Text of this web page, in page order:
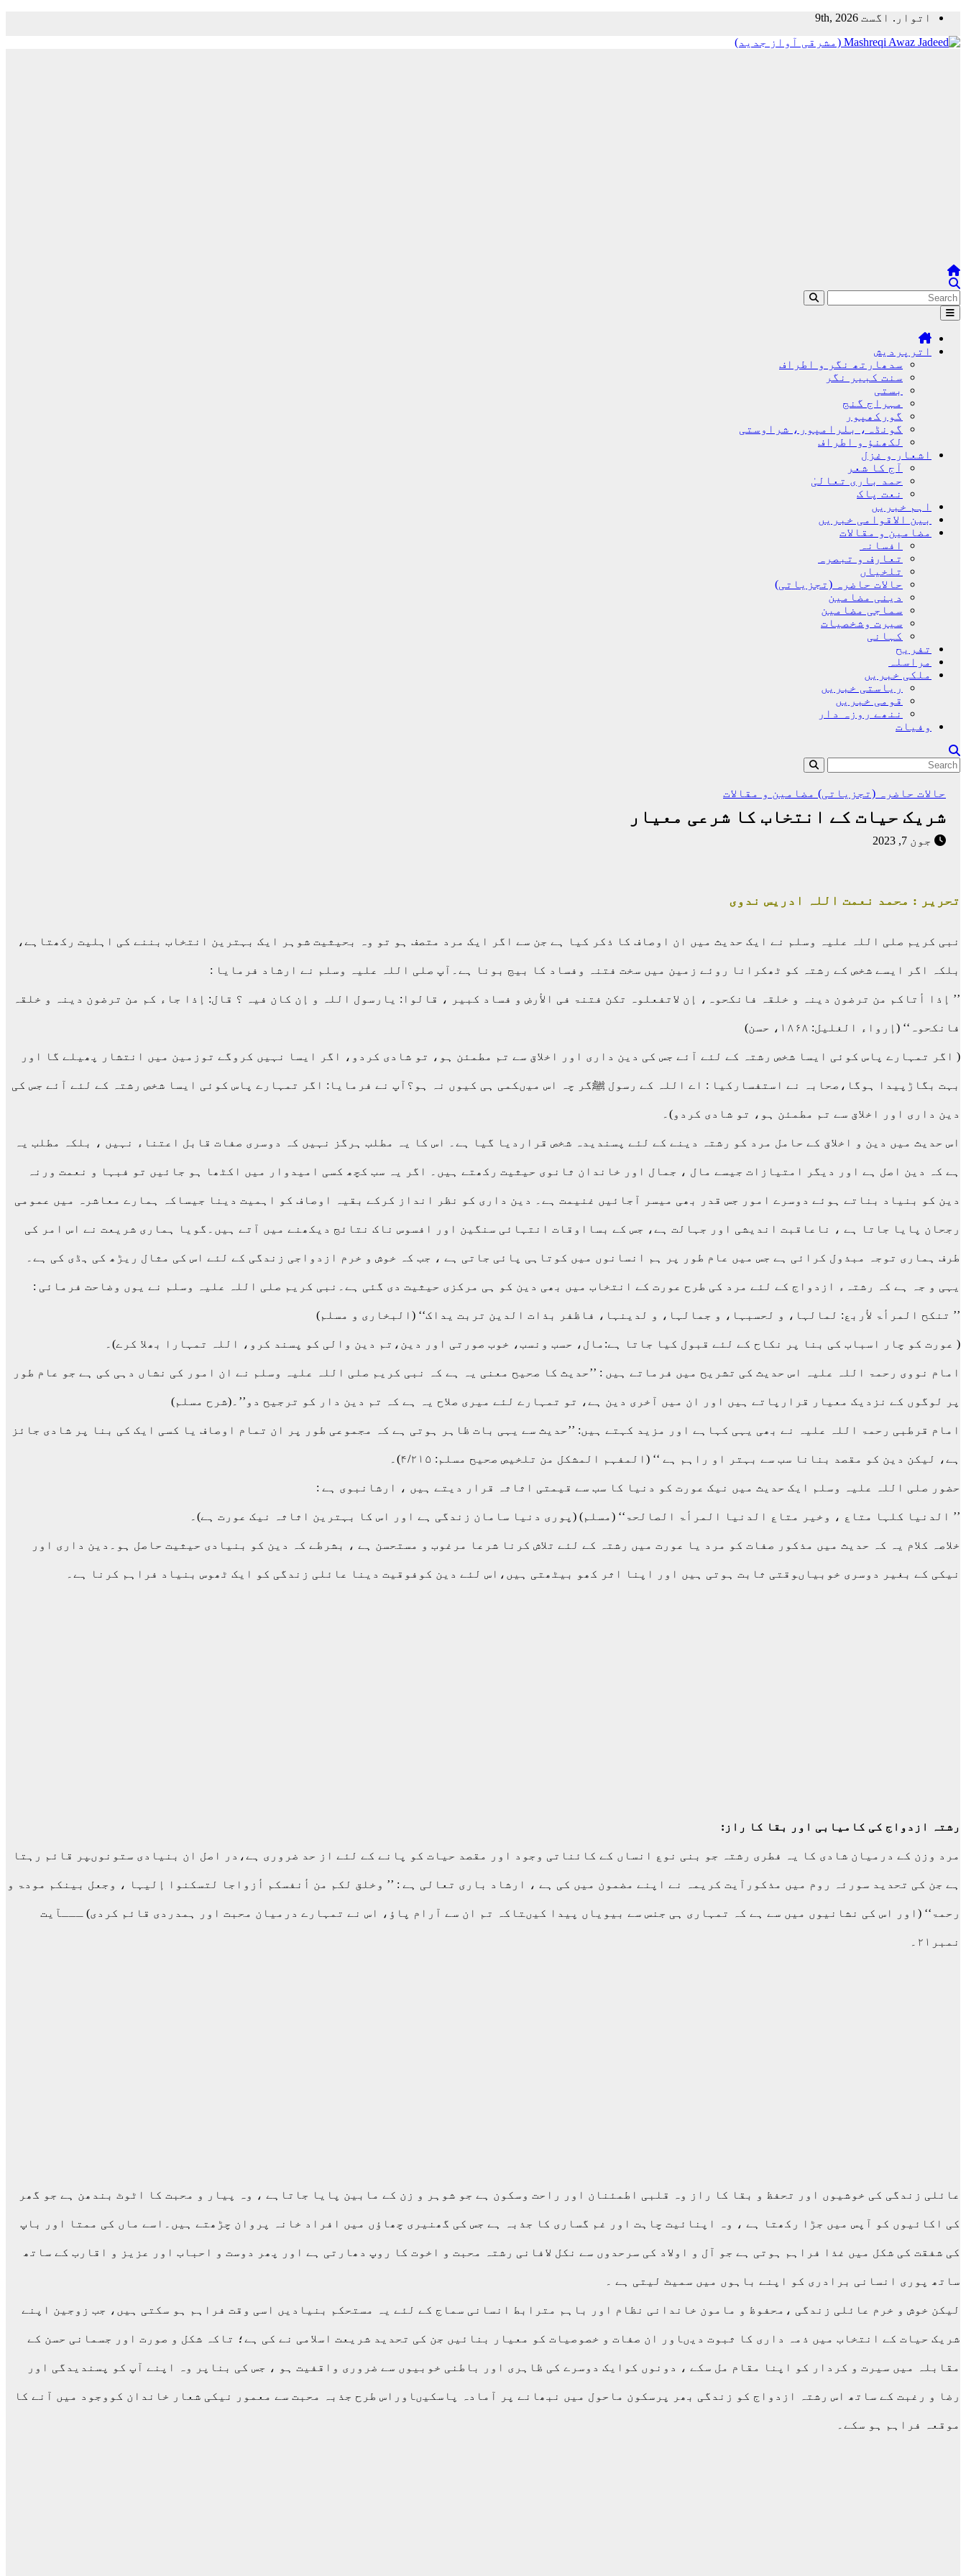
Skip
content
اتوار. اگست 9th, 2026
اترپردیش
سدھارتھ نگر و اطراف
سنت کبیر نگر
بستی
مہراج گنج
گورکھپور
گونڈہ، بلرامپور، شراوستی
لکھنؤ و اطراف
اشعار و غزل
آج کا شعر
حمد باری تعالیٰ
نعت پاک
اہم خبریں
بین الاقوامی خبریں
مضامین و مقالات
افسانہ
تعارف و تبصرہ
تلخیاں
حالات حاضرہ (تجزیاتی)
دینی مضامین
سماجی مضامین
سیرت وشخصیات
کہانی
تفریح
مراسلہ
ملکی خبریں
ریاستی خبریں
قومی خبریں
ننھے روزہ دار
وفیات
حالات حاضرہ (تجزیاتی) مضامین و مقالات
شریک حیات کے انتخاب کا شرعی معیار
جون 7, 2023
تحریر : محمد نعمت اللہ ادریس ندوی
نبی کریم صلی اللہ علیہ وسلم نے ایک حدیث میں ان اوصاف کا ذکر کیا ہے جن سے اگر ایک مرد متصف ہو تو وہ بحیثیت شوہر ایک بہترین انتخاب بننے کی اہلیت رکھتاہے،
بلکہ اگر ایسے شخص کے رشتہ کو ٹھکرانا روئے زمین میں سخت فتنہ وفساد کا بیج بونا ہے۔آپ صلی اللہ علیہ وسلم نے ارشاد فرمایا :
’’ إذا أتاکم من ترضون دینہ و خلقہ فانکحوہ، إن لاتفعلوہ تکن فتنۃ فی الأرض و فساد کبیر ، قالوا: یارسول اللہ و إن کان فیہ ؟ قال: إذا جاء کم من ترضون دینہ و خلقہ
فانکحوہ‘‘ (إرواء الغلیل: ۱۸۶۸، حسن)
( اگر تمہارے پاس کوئی ایسا شخص رشتہ کے لئے آئے جس کی دین داری اور اخلاق سے تم مطمئن ہو، تو شادی کردو، اگر ایسا نہیں کروگے توزمین میں انتشار پھیلے گا اور
بہت بگاڑپیدا ہوگا،صحابہ نے استفسارکیا : اے اللہ کے رسول ﷺگر چہ اس میںکمی ہی کیوں نہ ہو؟آپ نے فرمایا: اگر تمہارے پاس کوئی ایسا شخص رشتہ کے لئے آئے جس کی
دین داری اور اخلاق سے تم مطمئن ہو، تو شادی کردو)۔
اس حدیث میں دین و اخلاق کے حامل مرد کو رشتہ دینے کے لئے پسندیدہ شخص قراردیا گیا ہے۔ اس کا یہ مطلب ہرگز نہیں کہ دوسری صفات قابل اعتناء نہیں ، بلکہ مطلب یہ
ہے کہ دین اصل ہے اور دیگر امتیازات جیسے مال ، جمال اور خاندان ثانوی حیثیت رکھتے ہیں۔ اگر یہ سب کچھ کسی امیدوار میں اکٹھا ہو جائیں تو فبہا و نعمت ورنہ
دین کو بنیاد بناتے ہوئے دوسرے امور جس قدر بھی میسر آجائیں غنیمت ہے۔ دین داری کو نظر انداز کرکے بقیہ اوصاف کو اہمیت دینا جیساکہ ہمارے معاشرہ میں عمومی
رجحان پایا جاتا ہے ، ناعاقبت اندیشی اور جہالت ہے، جس کے بسااوقات انتہائی سنگین اور افسوس ناک نتائج دیکھنے میں آتے ہیں۔گویا ہماری شریعت نے اس امر کی
طرف ہماری توجہ مبذول کرائی ہے جس میں عام طور پر ہم انسانوں میں کوتاہی پائی جاتی ہے ، جب کہ خوش و خرم ازدواجی زندگی کے لئے اس کی مثال ریڑھ کی ہڈی کی ہے۔
یہی و جہ ہے کہ رشتہء ازدواج کے لئے مرد کی طرح عورت کے انتخاب میں بھی دین کو ہی مرکزی حیثیت دی گئی ہے۔نبی کریم صلی اللہ علیہ وسلم نے یوں وضاحت فرمائی :
’’ تنکح المرأۃ لأربع: لمالہا، و لحسبہا، و جمالہا، و لدینہا، فاظفر بذات الدین تربت یداک‘‘ (البخاری و مسلم)
( عورت کو چار اسباب کی بنا پر نکاح کے لئے قبول کیا جاتا ہے:مال، حسب ونسب، خوب صورتی اور دین،تم دین والی کو پسند کرو، اللہ تمہارا بھلا کرے)۔
امام نووی رحمۃ اللہ علیہ اس حدیث کی تشریح میں فرماتے ہیں : ’’حدیث کا صحیح معنی یہ ہے کہ نبی کریم صلی اللہ علیہ وسلم نے ان امور کی نشاں دہی کی ہے جو عام طور
پر لوگوں کے نزدیک معیار قرارپاتے ہیں اور ان میں آخری دین ہے، تو تمہارے لئے میری صلاح یہ ہے کہ تم دین دار کو ترجیح دو’’۔(شرح مسلم)
امام قرطبی رحمۃ اللہ علیہ نے بھی یہی کہاہے اور مزید کہتے ہیں: ’’حدیث سے یہی بات ظاہر ہوتی ہے کہ مجموعی طور پر ان تمام اوصاف یا کسی ایک کی بنا پر شادی جائز
ہے، لیکن دین کو مقصد بنانا سب سے بہتر او راہم ہے ‘‘ (المفہم المشکل من تلخیص صحیح مسلم: ۴/۲۱۵)۔
حضور صلی اللہ علیہ وسلم ایک حدیث میں نیک عورت کو دنیا کا سب سے قیمتی اثاثہ قرار دیتے ہیں ، ارشانبوی ہے :
’’ الدنیا کلہا متاع ، وخیر متاع الدنیا المرأۃ الصالحۃ‘‘ (مسلم) (پوری دنیا سامان زندگی ہے اور اس کا بہترین اثاثہ نیک عورت ہے)۔
خلاصہ کلام یہ کہ حدیث میں مذکور صفات کو مرد یا عورت میں رشتہ کے لئے تلاش کرنا شرعا مرغوب و مستحسن ہے ، بشرطے کہ دین کو بنیادی حیثیت حاصل ہو۔دین داری اور
نیکی کے بغیر دوسری خوبیاںوقتی ثابت ہوتی ہیں اور اپنا اثر کھو بیٹھتی ہیں،اس لئے دین کوفوقیت دینا عائلی زندگی کو ایک ٹھوس بنیاد فراہم کرنا ہے۔
رشتہ ازدواج کی کامیابی اور بقا کا راز:
مرد وزن کے درمیان شادی کا یہ فطری رشتہ جو بنی نوع انساں کے کائناتی وجود اور مقصد حیات کو پانے کے لئے از حد ضروری ہے،در اصل ان بنیادی ستونوںپر قائم رہتا
ہے جن کی تحدید سورئہ روم میں مذکورآیت کریمہ نے اپنے مضمون میں کی ہے ، ارشاد باری تعالی ہے : ’’ وخلق لکم من أنفسکم أزواجا لتسکنوا إلیہا ، وجعل بینکم مودۃ و
رحمۃ‘‘ (اور اس کی نشانیوں میں سے ہے کہ تمہاری ہی جنس سے بیویاں پیدا کیںتاکہ تم ان سے آرام پاؤ، اس نے تمہارے درمیان محبت اور ہمدردی قائم کردی) ـــآیت
نمبر۲۱۔
عائلی زندگی کی خوشیوں اور تحفظ و بقا کا راز وہ قلبی اطمئنان اور راحت وسکون ہے جو شوہر و زن کے مابین پایا جاتاہے ، وہ پیار و محبت کا اٹوٹ بندھن ہے جو گھر
کی اکائیوں کو آپس میں جڑا رکھتا ہے ، وہ اپنائیت چاہت اور غم گساری کا جذبہ ہے جس کی گھنیری چھاؤں میں افراد خانہ پروان چڑھتے ہیں۔اسے ماں کی ممتا اور باپ
کی شفقت کی شکل میں غذا فراہم ہوتی ہے جو آل و اولاد کی سرحدوں سے نکل لافانی رشتہ محبت و اخوت کا روپ دھارتی ہے اور پھر دوست و احباب اور عزیز و اقارب کے ساتھ
ساتھ پوری انسانی برادری کو اپنے باہوں میں سمیٹ لیتی ہے ۔
لیکن خوش و خرم عائلی زندگی ،محفوظ و مامون خاندانی نظام اور باہم مترابط انسانی سماج کے لئے یہ مستحکم بنیادیں اسی وقت فراہم ہو سکتی ہیں، جب زوجین اپنے
شریک حیات کے انتخاب میں ذمہ داری کا ثبوت دیںاور ان صفات و خصوصیات کو معیار بنائیں جن کی تحدید شریعت اسلامی نے کی ہے؛ تاکہ شکل و صورت اور جسمانی حسن کے
مقابلہ میں سیرت و کردار کو اپنا مقام مل سکے ، دونوں کوایک دوسرے کی ظاہری اور باطنی خوبیوں سے ضروری واقفیت ہو ، جس کی بناپر وہ اپنے آپ کو پسندیدگی اور
رضا و رغبت کے ساتھ اس رشتہ ازدواج کو زندگی بھر پرسکون ماحول میں نبھانے پر آمادہ پاسکیںاوراس طرح جذبہ محبت سے معمور نیکی شعار خاندان کووجود میں آنے کا
موقعہ فراہم ہو سکے۔